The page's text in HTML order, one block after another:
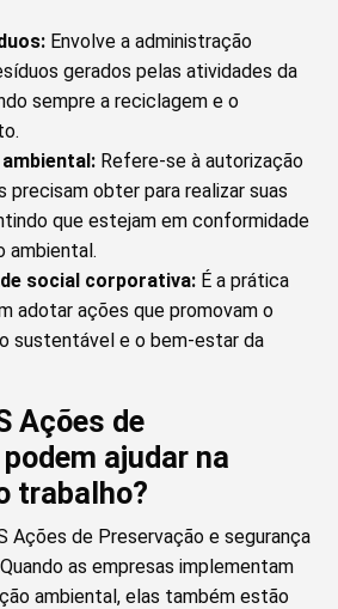
Envolve a administração
gerados pelas atividades da
sempre a reciclagem e o
Refere-se à autorização
precisam obter para realizar suas
que estejam em conformidade
ambiental.
social corporativa: É a prática
adotar ações que promovam o
sustentável e o bem-estar da
Ações de
ajudar na
trabalho?
Ações de Preservação e segurança
as empresas implementam
ambiental, elas também estão